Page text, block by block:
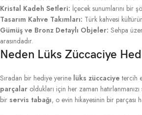
Kristal Kadeh Setleri: İçecek sunumlarını bir
Tasarım Kahve Takımları: Türk kahvesi
Gümüş ve Bronz Detaylı Objeler: Sehpa
arasındadır.
Neden Lüks Züccaciye
Sıradan bir hediye yerine lüks züccaciye tercih
parçalar oldukları için her zaman
bir servis tabağı, o evin hikayesinin bir parçası